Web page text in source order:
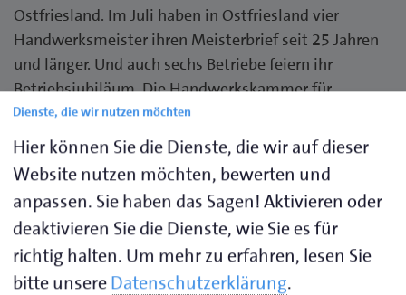
Ostfriesland. Im Juli haben in Ostfriesland vier
Handwerksmeister ihren Meisterbrief seit 25 Jahren
und länger. Und auch sechs Betriebe feiern ihr
Betriebsjubiläum. Die Handwerkskammer für
Ostfriesland gratuliert zusammen mit den
zuständigen Kreishandwerkerschaften folgenden
Jubilaren:
40 Jahre Meisterjubiläum
Gas- und Wasserinstallateurmeister Albrecht
Bekaan auf Borkum (17. Juli)
Dienste, die wir nutzen möchten
Hier können Sie die Dienste, die wir auf dieser
Website nutzen möchten, bewerten und
anpassen. Sie haben das Sagen! Aktivieren oder
deaktivieren Sie die Dienste, wie Sie es für
richtig halten. Um mehr zu erfahren, lesen Sie
bitte unsereDatenschutzerklärung.